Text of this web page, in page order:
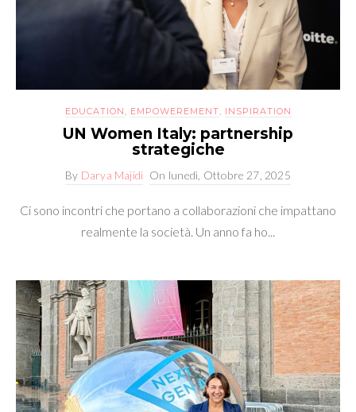
EDUCATION EMPOWEREMENT INSPIRATION
UN Women Italy: partnership
strategiche
By Darya Majidi On lunedì, Ottobre 27, 2025
Ci sono incontri che portano a collaborazioni che impattano
realmente la società. Un anno fa ho...